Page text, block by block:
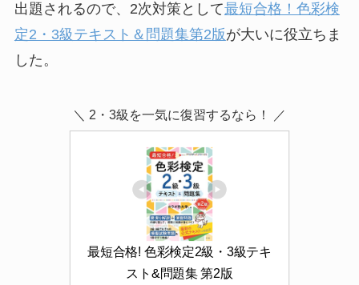
出題されるので、2次対策として最短合格！色彩検
定2・3級テキスト＆問題集第2版が大いに役立ちま
した。
＼ 2・3級を一気に復習するなら！ ／
最短合格! 色彩検定2級・3級テキ
スト&問題集 第2版